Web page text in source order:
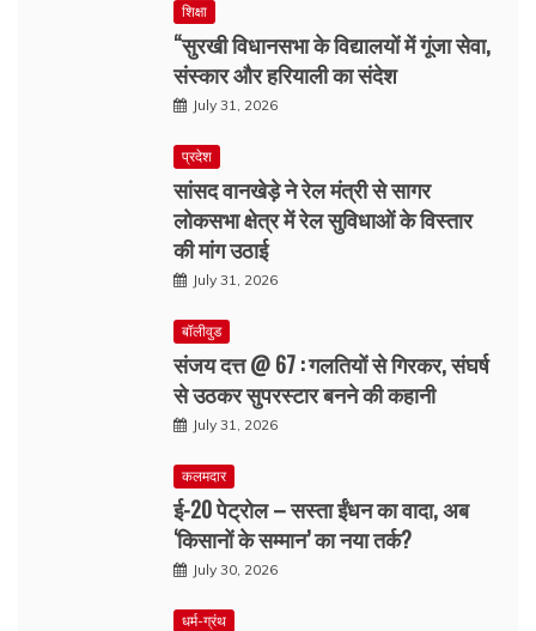
शिक्षा
“सुरखी विधानसभा के विद्यालयों में गूंजा सेवा,
संस्कार और हरियाली का संदेश
July 31, 2026
प्रदेश
सांसद वानखेड़े ने रेल मंत्री से सागर
लोकसभा क्षेत्र में रेल सुविधाओं के विस्तार
की मांग उठाई
July 31, 2026
बॉलीवुड
संजय दत्त @ 67 : गलतियों से गिरकर, संघर्ष
से उठकर सुपरस्टार बनने की कहानी
July 31, 2026
कलमदार
ई-20 पेट्रोल – सस्ता ईंधन का वादा, अब
‘किसानों के सम्मान’ का नया तर्क?
July 30, 2026
धर्म-ग्रंथ